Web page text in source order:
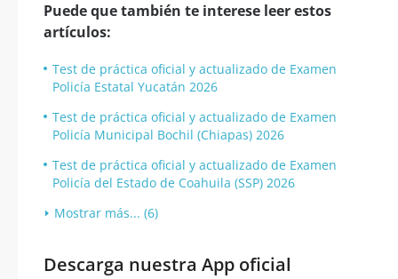
Puede que también te interese leer estos
artículos:
Test de práctica oficial y actualizado de Examen
Policía Estatal Yucatán 2026
Test de práctica oficial y actualizado de Examen
Policía Municipal Bochil (Chiapas) 2026
Test de práctica oficial y actualizado de Examen
Policía del Estado de Coahuila (SSP) 2026
Mostrar más... (6)
Descarga nuestra App oficial